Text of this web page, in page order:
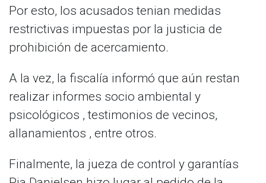
Por esto, los acusados tenian medidas
restrictivas impuestas por la justicia de
prohibición de acercamiento.
A la vez, la fiscalía informó que aún restan
realizar informes socio ambiental y
psicológicos , testimonios de vecinos,
allanamientos , entre otros.
Finalmente, la jueza de control y garantías